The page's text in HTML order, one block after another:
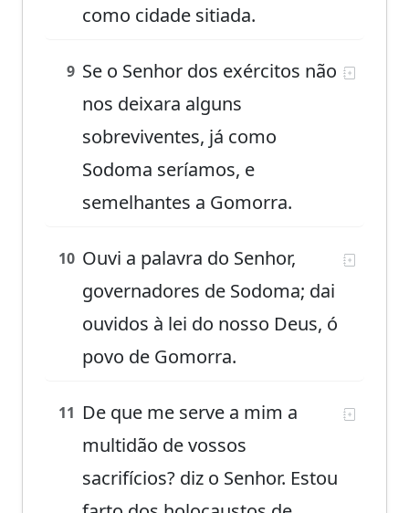
como cidade sitiada.
9 Se o Senhor dos exércitos não
nos deixara alguns
sobreviventes, já como
Sodoma seríamos, e
semelhantes a Gomorra.
10 Ouvi a palavra do Senhor,
governadores de Sodoma; dai
ouvidos à lei do nosso Deus, ó
povo de Gomorra.
11 De que me serve a mim a
multidão de vossos
sacrifícios? diz o Senhor. Estou